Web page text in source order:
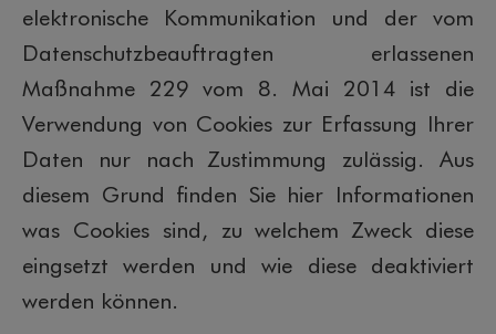
elektronische Kommunikation und der vom
Datenschutzbeauftragten erlassenen
Maßnahme 229 vom 8. Mai 2014 ist die
Verwendung von Cookies zur Erfassung Ihrer
Daten nur nach Zustimmung zulässig. Aus
diesem Grund finden Sie hier Informationen
was Cookies sind, zu welchem Zweck diese
eingsetzt werden und wie diese deaktiviert
werden können.